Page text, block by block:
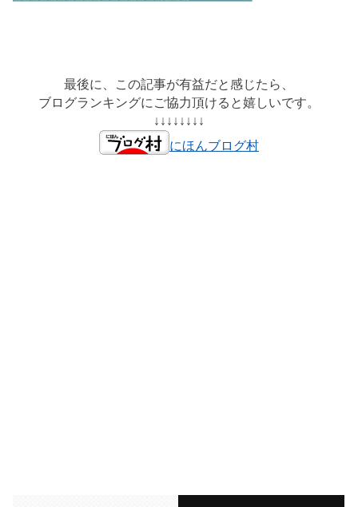
最後に、この記事が有益だと感じたら、
ブログランキングにご協力頂けると嬉しいです。
↓↓↓↓↓↓↓↓
にほんブログ村